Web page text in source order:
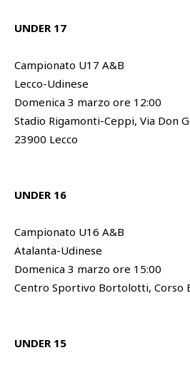
UNDER 17
Campionato U17 A&B
Lecco-Udinese
Domenica 3 marzo ore 12:00
Stadio Rigamonti-Ceppi, Via Don
23900 Lecco
UNDER 16
Campionato U16 A&B
Atalanta-Udinese
Domenica 3 marzo ore 15:00
Centro Sportivo Bortolotti, Corso
UNDER 15